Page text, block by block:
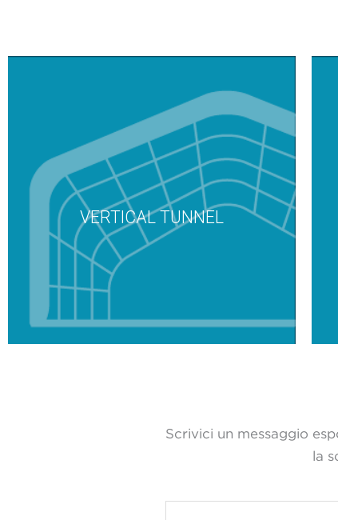
VERTICAL TUNNEL
Scrivici un messaggio
la